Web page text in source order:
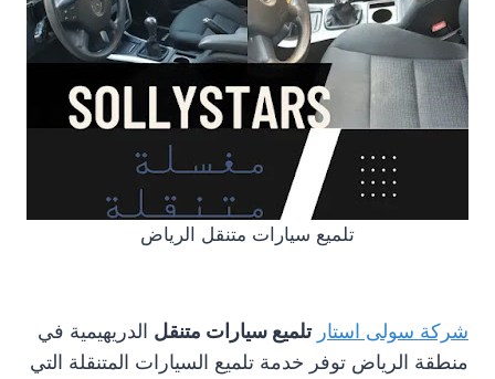
تلميع سيارات متنقل الرياض
شركة سولى استار تلميع سيارات متنقل الدريهيمية في
منطقة الرياض توفر خدمة تلميع السيارات المتنقلة التي